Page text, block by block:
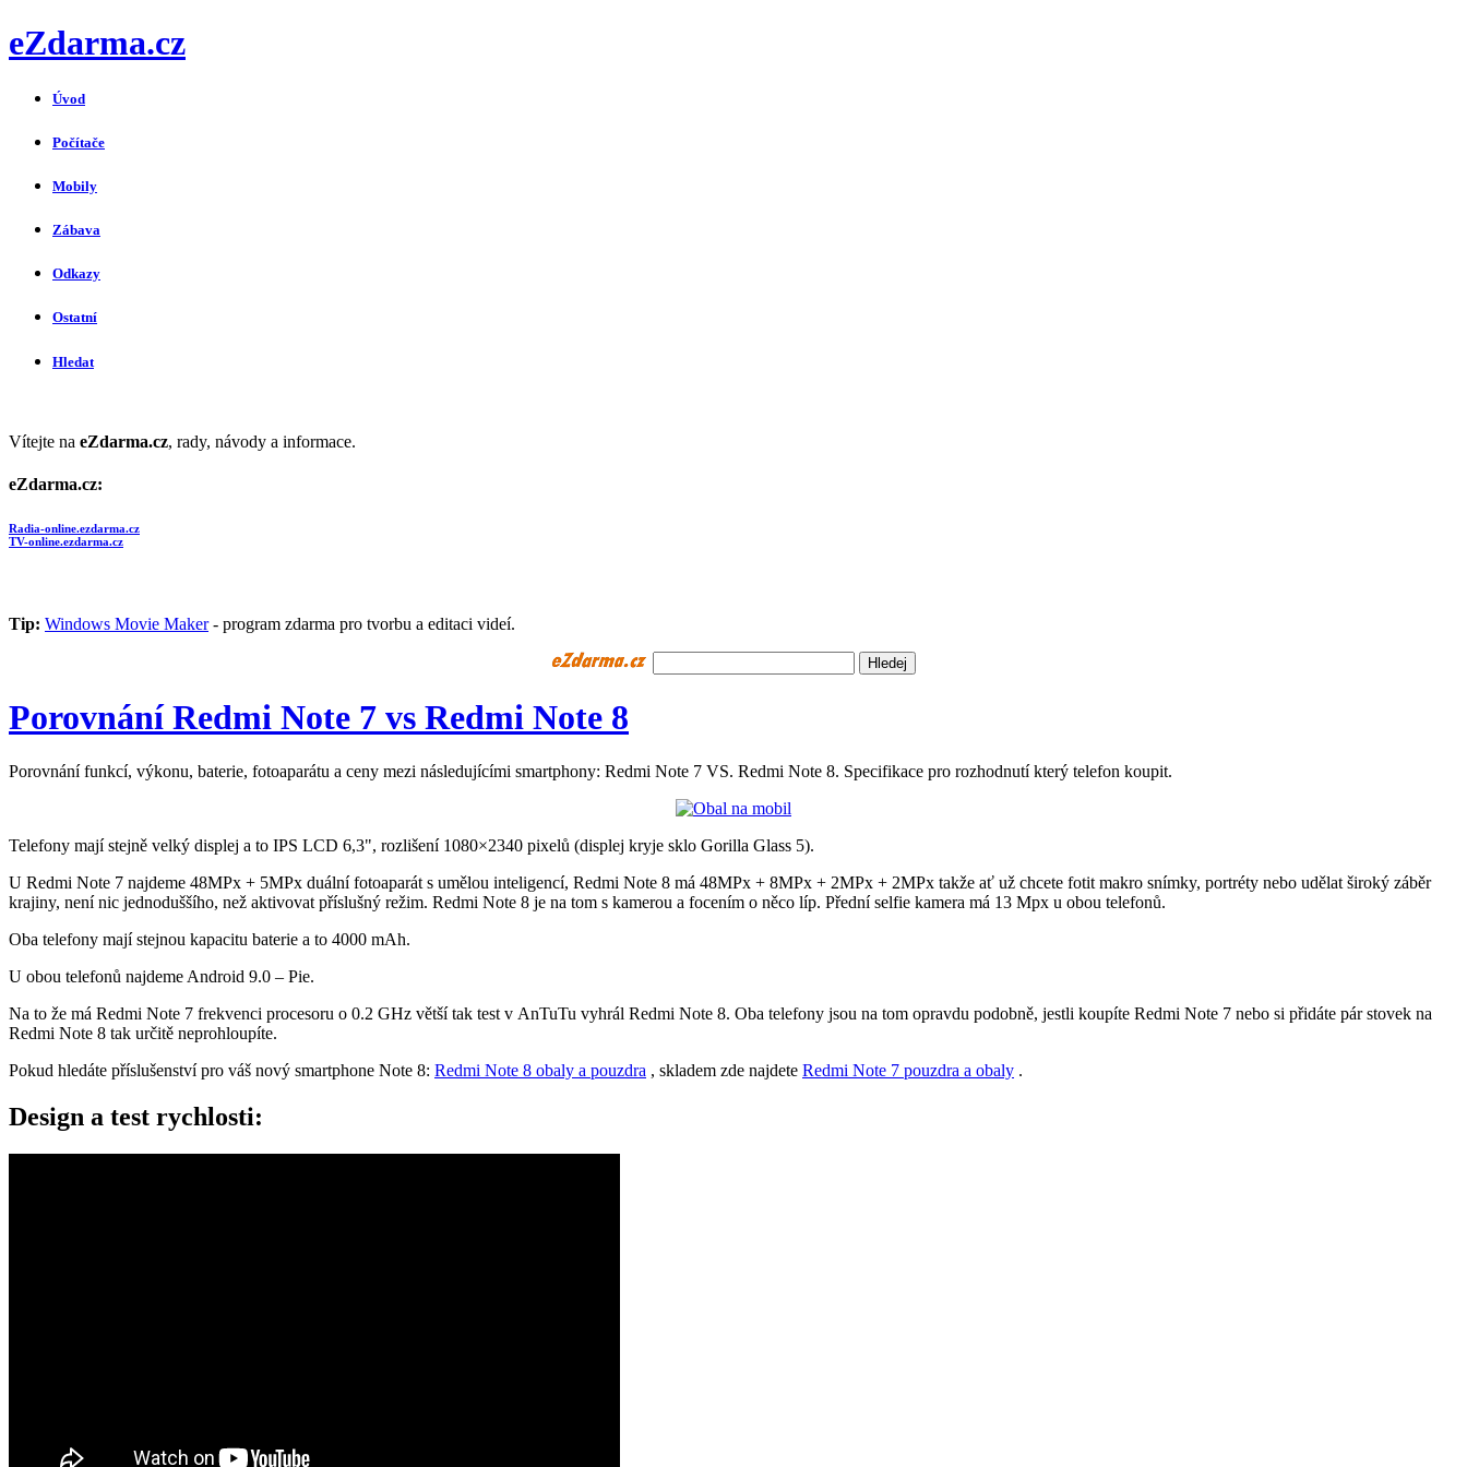
eZdarma.cz
Úvod
Počítače
Mobily
Zábava
Odkazy
Ostatní
Hledat
Vítejte na eZdarma.cz, rady, návody a informace.
eZdarma.cz:
Radia-online.ezdarma.cz
TV-online.ezdarma.cz
Tip: Windows Movie Maker- program zdarma pro tvorbu a editaci videí.
Porovnání Redmi Note 7 vs Redmi Note 8
Porovnání funkcí, výkonu, baterie, fotoaparátu a ceny mezi následujícími smartphony: Redmi Note 7 VS. Redmi Note 8. Specifikace pro rozhodnutí který telefon koupit.
Telefony mají stejně velký displej a to IPS LCD 6,3", rozlišení 1080×2340 pixelů (displej kryje sklo Gorilla Glass 5).
U Redmi Note 7 najdeme 48MPx + 5MPx duální fotoaparát s umělou inteligencí, Redmi Note 8 má 48MPx + 8MPx + 2MPx + 2MPx takže ať už chcete fotit makro snímky, portréty nebo udělat široký záběr
krajiny, není nic jednoduššího, než aktivovat příslušný režim. Redmi Note 8 je na tom s kamerou a focením o něco líp. Přední selfie kamera má 13 Mpx u obou telefonů.
Oba telefony mají stejnou kapacitu baterie a to 4000 mAh.
U obou telefonů najdeme Android 9.0 – Pie.
Na to že má Redmi Note 7 frekvenci procesoru o 0.2 GHz větší tak test v AnTuTu vyhrál Redmi Note 8. Oba telefony jsou na tom opravdu podobně, jestli koupíte Redmi Note 7 nebo si přidáte pár stovek na
Redmi Note 8 tak určitě neprohloupíte.
Pokud hledáte příslušenství pro váš nový smartphone Note 8: Redmi Note 8 obaly a pouzdra , skladem zde najdete Redmi Note 7 pouzdra a obaly .
Design a test rychlosti: